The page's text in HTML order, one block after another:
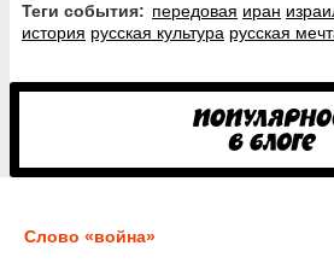
Теги события: передовая иран
история русская культура русская
Слово «война»